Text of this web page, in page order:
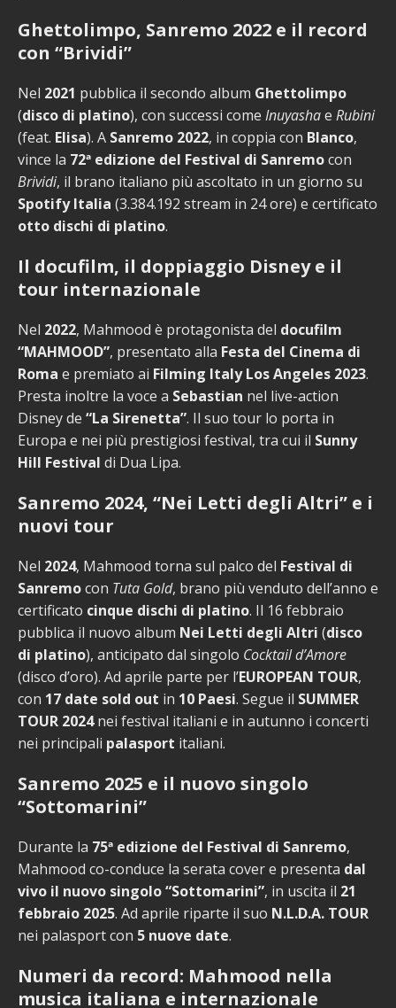
Ghettolimpo, Sanremo 2022 e il record
con “Brividi”
Nel 2021 pubblica il secondo album Ghettolimpo
(disco di platino), con successi come Inuyashae Rubini
(feat. Elisa). A Sanremo 2022, in coppia con Blanco,
vince la 72ª edizione del Festival di Sanremocon
Brividi, il brano italiano più ascoltato in un giorno su
Spotify Italia (3.384.192 stream in 24 ore) e certificato
otto dischi di platino.
Il docufilm, il doppiaggio Disney e il
tour internazionale
Nel 2022, Mahmood è protagonista del docufilm
“MAHMOOD”, presentato alla Festa del Cinema di
Roma e premiato ai Filming Italy Los Angeles 2023.
Presta inoltre la voce a Sebastian nel live-action
Disney de “La Sirenetta”. Il suo tour lo porta in
Europa e nei più prestigiosi festival, tra cui il Sunny
Hill Festival di Dua Lipa.
Sanremo 2024, “Nei Letti degli Altri” e i
nuovi tour
Nel 2024, Mahmood torna sul palco del Festival di
Sanremocon Tuta Gold, brano più venduto dell’anno e
certificato cinque dischi di platino. Il 16 febbraio
pubblica il nuovo album Nei Letti degli Altri (disco
di platino), anticipato dal singolo Cocktail d’Amore
(disco d’oro). Ad aprile parte per l’EUROPEAN TOUR,
con 17 date sold out in 10 Paesi. Segue il SUMMER
TOUR 2024nei festival italiani e in autunno i concerti
nei principali palasport italiani.
Sanremo 2025 e il nuovo singolo
“Sottomarini”
Durante la 75ª edizione del Festival di Sanremo,
Mahmood co-conduce la serata cover e presenta dal
vivo il nuovo singolo “Sottomarini”, in uscita il 21
febbraio 2025. Ad aprile riparte il suo N.L.D.A. TOUR
nei palasport con 5 nuove date.
Numeri da record: Mahmood nella
musica italiana e internazionale